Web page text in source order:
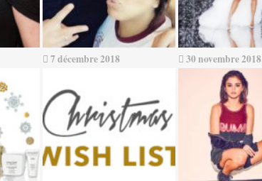
7 décembre 2018 30 novembre 2018